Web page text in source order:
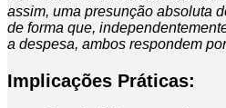
assim, uma presunção absoluta
de forma que,
a despesa, ambos respondem
Implicações Práticas: